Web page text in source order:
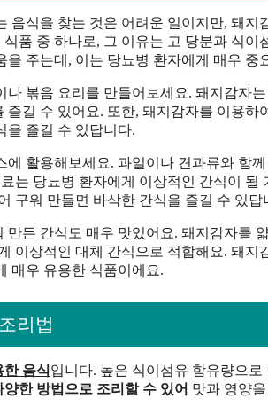
음식을 찾는 것은 어려운 일이지만, 돼
품 중 하나로, 그 이유는 고 당분과 식
주는데, 이는 당뇨병 환자에게 매우 중
나 볶음 요리를 만들어보세요. 돼지감자
길 수 있어요. 또한, 돼지감자를 이용
을 즐길 수 있답니다.
에 활용해보세요. 과일이나 견과류와 함
는 당뇨병 환자에게 이상적인 간식이
구워 만들면 바삭한 간식을 즐길 수 있답
든 간식도 매우 맛있어요. 돼지감자를
이상적인 대체 간식으로 적합해요. 돼
매우 유용한 식품이에요.
리법
음식입니다. 높은 식이섬유 함유량으
양한 방법으로 조리할 수 있어 맛과 영양